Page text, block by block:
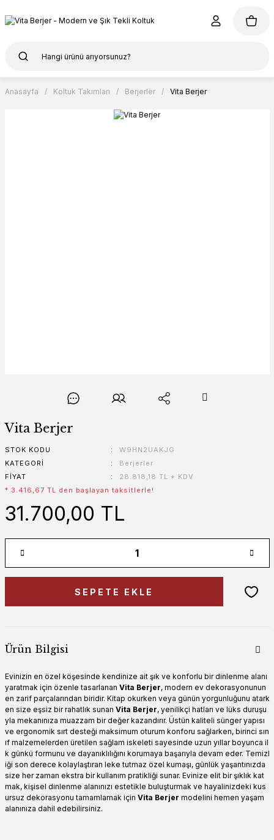
Anasayfa Koltuk Takımları Berjerler Vita Berjer
Vita Berjer
STOK KODU
W9HN2UAKJG
KATEGORI
Berjerler
FIYAT
28.818,18 TL + KDV
* 3.416,67 TL den başlayan taksitlerle!
31.700,00 TL
SEPETE EKLE
Ürün Bilgisi
Evinizin en özel köşesinde kendinize ait şık ve konforlu bir dinlenme alanı
yaratmak için özenle tasarlanan Vita Berjer, modern ev dekorasyonunun
en zarif parçalarından biridir. Kitap okurken veya günün yorgunluğunu atark
en size eşsiz bir rahatlık sunan Vita Berjer, yenilikçi hatları ve lüks duruşu
yla mekanınıza muazzam bir değer kazandırır. Üstün kaliteli sünger yapısı
ve ergonomik sırt desteği maksimum oturum konforu sağlarken, birinci sın
ıf malzemelerden üretilen sağlam iskeleti sayesinde uzun yıllar boyunca il
k günkü formunu ve dayanıklılığını korumaya başarıyla devam eder. Temizl
iği son derece kolaylaştıran leke tutmaz özel kumaşı, günlük yaşantınızda
size her zaman ekstra bir kullanım pratikliği sunar. Evinize elit bir şıklık kat
mak, kişisel dinlenme alanınızı estetikle buluşturmak ve hayalinizdeki kus
ursuz dekorasyonu tamamlamak için Vita Berjer modelini hemen yaşam
alanınıza dahil edebilirsiniz.